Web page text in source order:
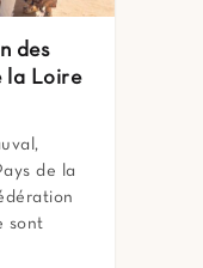
des
la Loire
de la
sont